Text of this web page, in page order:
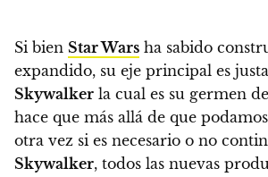
Si bien Star Wars ha sabido
expandido, su eje principal es
Skywalker la cual es su germen
hace que más allá de que
otra vez si es necesario o no
Skywalker, todos las nuevas